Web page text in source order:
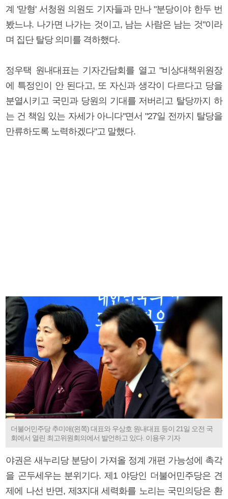
계 '맏형' 서청원 의원도 기자들과 만나 "분당이야 한두 번
봤느냐. 나가면 나가는 것이고, 남는 사람은 남는 것"이라
며 집단 탈당 의미를 격하했다.
정우택 원내대표는 기자간담회를 열고 "비상대책위원장
에 특정인이 안 된다고, 또 자신과 생각이 다르다고 당을
분열시키고 국민과 당원의 기대를 저버리고 탈당까지 하
는 건 책임 있는 자세가 아니다"면서 "27일 전까지 탈당을
만류하도록 노력하겠다"고 말했다.
더불어민주당 추미애(왼쪽) 대표와 우상호 원내대표 등이 21일 오전 국
회에서 열린 최고위원회의에서 발언하고 있다. 이용우 기자
야권은 새누리당 분당이 가져올 정계 개편 가능성에 촉각
을 곤두세우는 분위기다. 제1 야당인 더불어민주당은 견
제에 나선 반면, 제3지대 세력화를 노리는 국민의당은 환